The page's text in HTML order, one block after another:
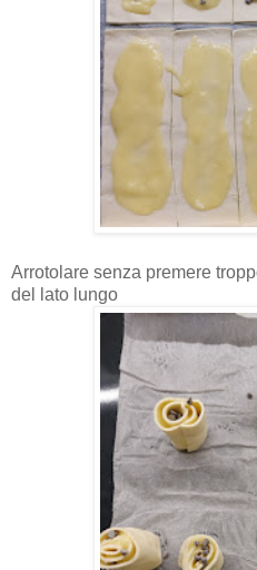
Arrotolare senza premere
del lato lungo